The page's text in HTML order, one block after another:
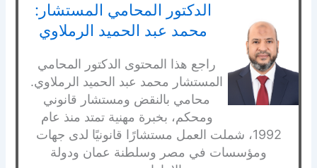
الدكتور المحامي المستشار:
محمد عبد الحميد الرملاوي
راجع هذا المحتوى الدكتور المحامي
المستشار محمد عبد الحميد الرملاوي.
محامي بالنقض ومستشار قانوني
ومحكم، بخبرة مهنية تمتد منذ عام
1992، شملت العمل مستشارًا قانونيًا لدى جهات
ومؤسسات في مصر وسلطنة عمان ودولة